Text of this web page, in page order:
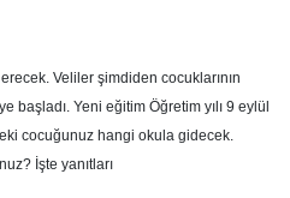
Veliler şimdiden cocuklarının
başladı. Yeni eğitim Öğretim yılı 9 eylül
cocuğunuz hangi okula gidecek.
İşte yanıtları